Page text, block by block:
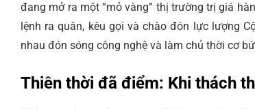
đang mở ra một “mỏ vàng” thị trường trị giá
lệnh ra quân, kêu gọi và chào đón lực lượng
nhau đón sóng công nghệ và làm chủ thời cơ
Thiên thời đã điểm: Khi thách